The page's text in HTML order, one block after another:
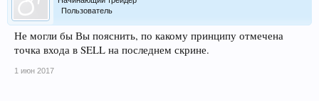
Пользователь
Не могли бы Вы пояснить, по какому принципу отмечена
точка входа в SELL на последнем скрине.
1 июн 2017